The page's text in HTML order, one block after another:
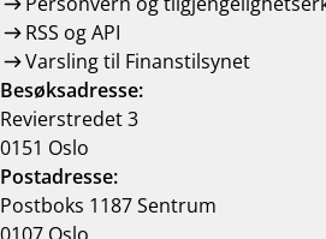
RSS og API
Varsling til Finanstilsynet
Besøksadresse:
Revierstredet 3
0151 Oslo
Postadresse:
Postboks 1187 Sentrum